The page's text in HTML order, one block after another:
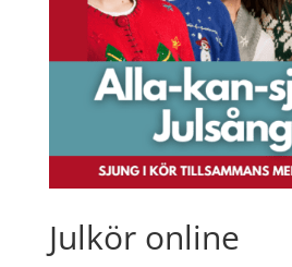
Julkör online